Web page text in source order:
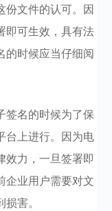
份文件的认可。因
即可生效，具有法
的时候应当仔细阅
签名的时候为了保
台上进行。因为电
效力，一旦签署即
企业用户需要对文
害。